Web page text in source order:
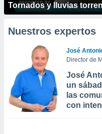
Tornados y lluvias
Nuestros expertos
José
Director de
José
un
las
con